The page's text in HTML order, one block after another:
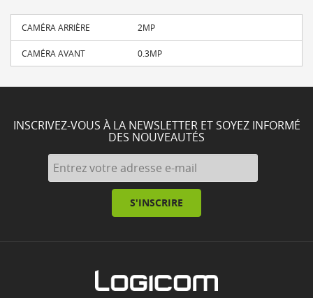
CAMÉRA ARRIÈRE 2MP
CAMÉRA AVANT 0.3MP
INSCRIVEZ-VOUS À LA NEWSLETTER ET SOYEZ INFORMÉ
DES NOUVEAUTÉS
S'INSCRIRE